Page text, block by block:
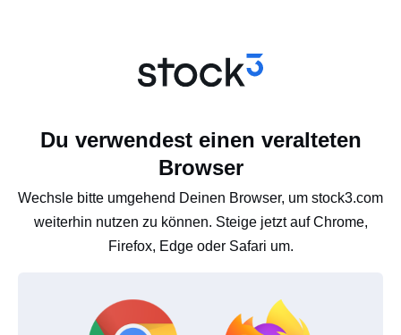
Du verwendest einen veralteten
Browser
Wechsle bitte umgehend Deinen Browser, um stock3.com
weiterhin nutzen zu können. Steige jetzt auf Chrome,
Firefox, Edge oder Safari um.